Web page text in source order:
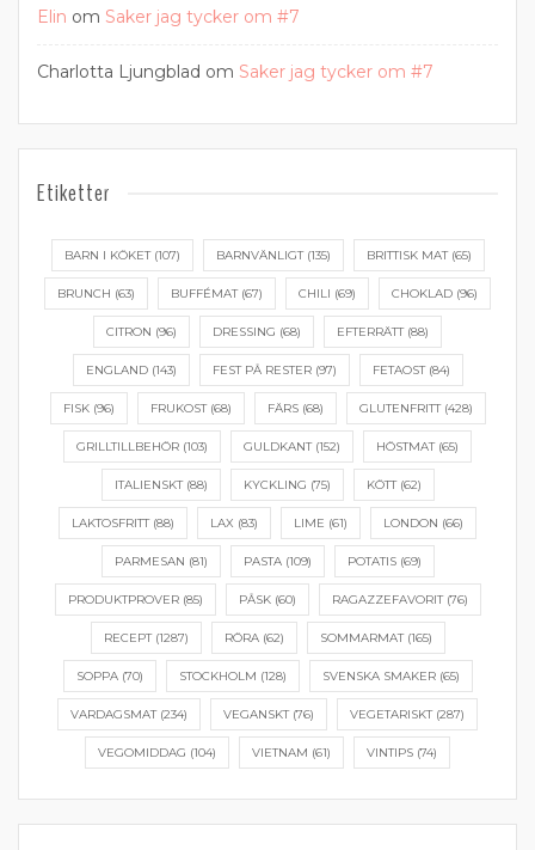
Elin om Saker jag tycker om #7
Charlotta Ljungblad om Saker jag tycker om #7
Etiketter
BARN I KÖKET(107) BARNVÄNLIGT(135) BRITTISK MAT(65)
BRUNCH (63) BUFFÉMAT(67) CHILI (69) CHOKLAD (96)
CITRON (96) DRESSING (68) EFTERRÄTT(88)
ENGLAND(143) FEST PÅ RESTER(97) FETAOST(84)
FISK(96) FRUKOST(68) FÄRS(68) GLUTENFRITT(428)
GRILLTILLBEHÖR (103) GULDKANT(152) HÖSTMAT(65)
ITALIENSKT(88) KYCKLING (75) KÖTT(62)
LAKTOSFRITT(88) LAX (83) LIME (61) LONDON (66)
PARMESAN (81) PASTA(109) POTATIS(69)
PRODUKTPROVER(85) PÅSK(60) RAGAZZEFAVORIT(76)
RECEPT(1287) RÖRA(62) SOMMARMAT(165)
SOPPA(70) STOCKHOLM (128) SVENSKA SMAKER(65)
VARDAGSMAT(234) VEGANSKT(76) VEGETARISKT(287)
VEGOMIDDAG (104) VIETNAM (61) VINTIPS (74)